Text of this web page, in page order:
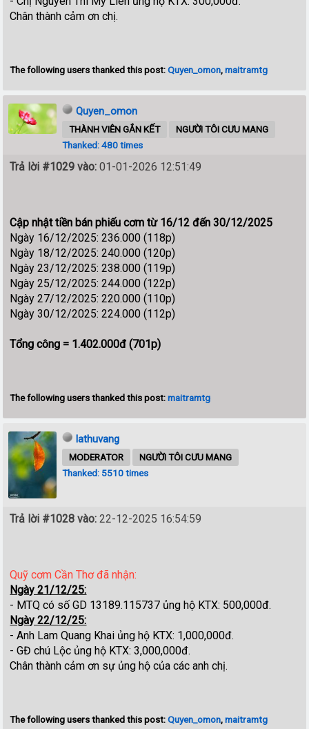
Chân thành cảm ơn chị.
The following users thanked this post:Quyen_omon,maitramtg
Quyen_omon
THÀNH VIÊN GẮN KẾT
NGƯỜI TÔI CƯU MANG
Thanked: 480 times
Trả lời #1029 vào: 01-01-2026 12:51:49
Cập nhật tiền bán phiếu cơm từ 16/12 đến 30/12/2025
Ngày 16/12/2025: 236.000 (118p)
Ngày 18/12/2025: 240.000 (120p)
Ngày 23/12/2025: 238.000 (119p)
Ngày 25/12/2025: 244.000 (122p)
Ngày 27/12/2025: 220.000 (110p)
Ngày 30/12/2025: 224.000 (112p)
Tổng công = 1.402.000đ (701p)
The following users thanked this post:maitramtg
lathuvang
MODERATOR
NGƯỜI TÔI CƯU MANG
Thanked: 5510 times
Trả lời #1028 vào: 22-12-2025 16:54:59
Quỹ cơm Cần Thơ đã nhận:
Ngày 21/12/25:
- MTQ có số GD 13189.115737 ủng hộ KTX: 500,000đ.
Ngày 22/12/25:
- Anh Lam Quang Khai ủng hộ KTX: 1,000,000đ.
- GĐ chú Lộc ủng hộ KTX: 3,000,000đ.
Chân thành cảm ơn sự ủng hộ của các anh chị.
The following users thanked this post:Quyen_omon,maitramtg